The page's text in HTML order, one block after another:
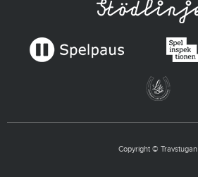
Copyright © Travstugan